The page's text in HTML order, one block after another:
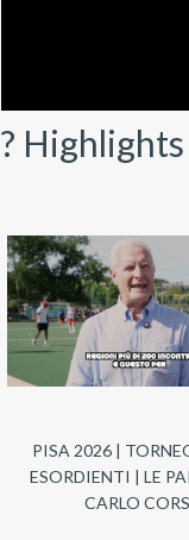
?
PISA 2026 |
ESORDIENTI | LE
CARLO